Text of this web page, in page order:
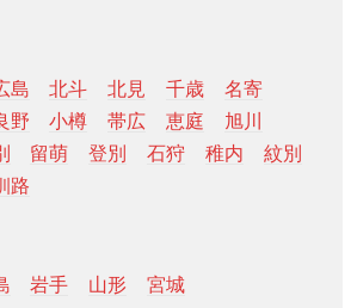
島 北斗 北見 千歳
名寄
野 小樽 帯広 恵庭
旭川
留萌 登別 石狩 稚内
紋別
路
岩手 山形 宮城